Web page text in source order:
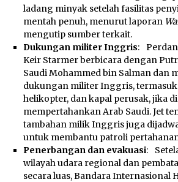
ladang minyak setelah fasilitas
mentah penuh, menurut laporan
mengutip sumber terkait.
Dukungan militer Inggris:
Keir Starmer berbicara dengan
Saudi Mohammed bin Salman dan
dukungan militer Inggris, termasuk
helikopter, dan kapal perusak, jika
mempertahankan Arab Saudi. Jet
tambahan milik Inggris juga
untuk membantu patroli
Penerbangan dan evakuasi:
wilayah udara regional dan
secara luas, Bandara Internasional